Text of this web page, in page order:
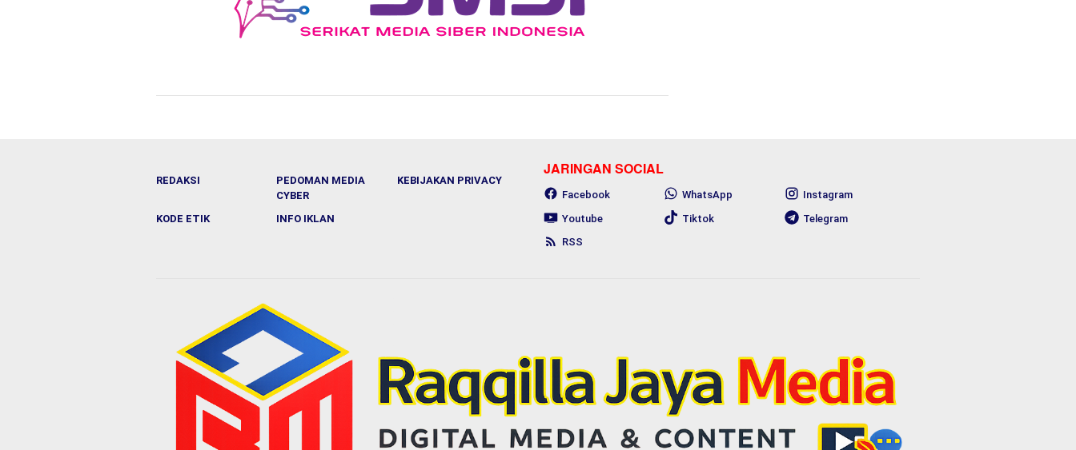
REDAKSI
PEDOMAN MEDIA
CYBER
KEBIJAKAN PRIVACY
KODE ETIK INFO IKLAN
JARINGAN SOCIAL
Facebook WhatsApp
Instagram
Youtube
Tiktok
Telegram
RSS